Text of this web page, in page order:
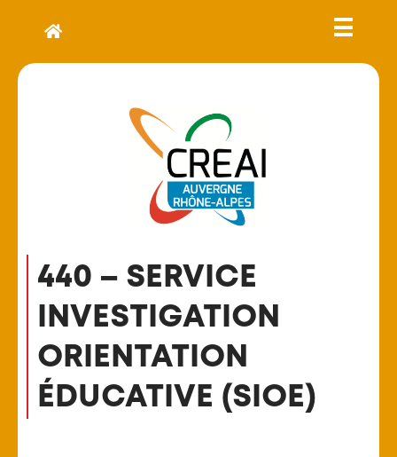
440 – SERVICE
INVESTIGATION
ORIENTATION
ÉDUCATIVE (SIOE)